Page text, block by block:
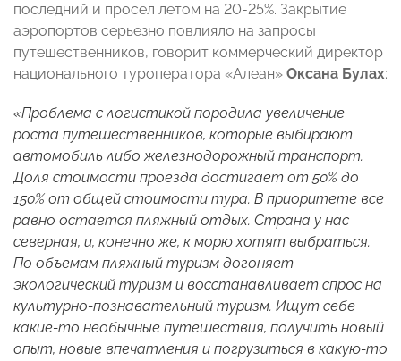
последний и просел летом на 20-25%. Закрытие
аэропортов серьезно повлияло на запросы
путешественников, говорит коммерческий директор
национального туроператора «Алеан» Оксана Булах:
«Проблема с логистикой породила увеличение
роста путешественников, которые выбирают
автомобиль либо железнодорожный транспорт.
Доля стоимости проезда достигает от 50% до
150% от общей стоимости тура. В приоритете все
равно остается пляжный отдых. Страна у нас
северная, и, конечно же, к морю хотят выбраться.
По объемам пляжный туризм догоняет
экологический туризм и восстанавливает спрос на
культурно-познавательный туризм. Ищут себе
какие-то необычные путешествия, получить новый
опыт, новые впечатления и погрузиться в какую-то